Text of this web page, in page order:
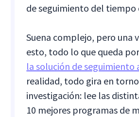
de seguimiento del tiempo
Suena complejo, pero una
esto, todo lo que queda
la solución de seguimiento
realidad, todo gira en
investigación: lee las
10 mejores programas de